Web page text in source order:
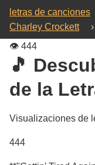
letras de canciones
Charley Crockett
›
👁️ 444
🎵
de la
Visualizaciones de
444